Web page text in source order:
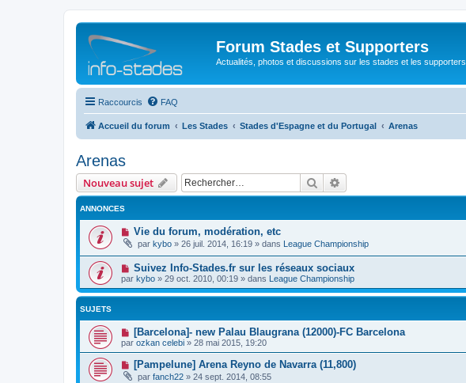
Forum Stades et Supporters
Actualités, photos et discussions sur les stades et les supporters
Raccourcis FAQ
Accueil du forum Les Stades Stades d'Espagne et du Portugal Arenas
Arenas
Nouveau sujet Rechercher
ANNONCES
Vie du forum, modération, etc
par kybo » 26 juil. 2014, 16:19 » dans League Championship
Suivez Info-Stades.fr sur les réseaux sociaux
par kybo » 29 oct. 2010, 00:19 » dans League Championship
SUJETS
[Barcelona]- new Palau Blaugrana (12000)-FC Barcelona
par ozkan celebi » 28 mai 2015, 19:20
[Pampelune] Arena Reyno de Navarra (11,800)
par fanch22 » 24 sept. 2014, 08:55